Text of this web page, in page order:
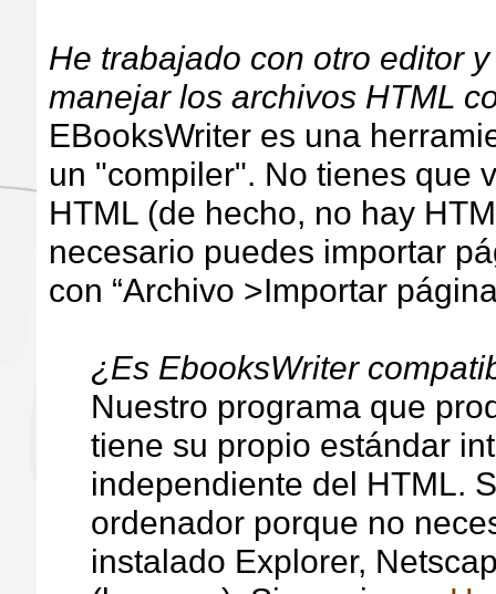
He trabajado con otro editor
manejar los archivos HTML
EBooksWriter es una
un "compiler". No tienes que
HTML (de hecho, no hay
necesario puedes importar
con “Archivo >Importar
¿Es EbooksWriter
Nuestro programa que
tiene su propio estándar
independiente del HTML.
ordenador porque no
instalado Explorer,